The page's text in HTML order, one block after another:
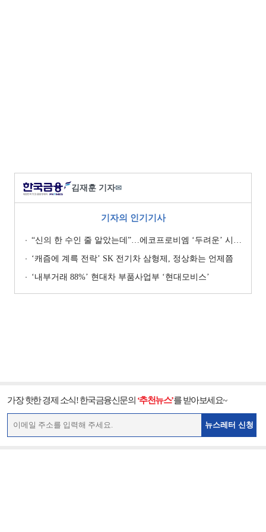
김재훈 기자✉
기자의 인기기사
“신의 한 수인 줄 알았는데”…에코프로비엠 ‘두려운’ 시나리오
‘캐즘에 계륵 전락’ SK 전기차 삼형제, 정상화는 언제쯤
‘내부거래 88%ʼ 현대차 부품사업부 ‘현대모비스ʼ
가장 핫한 경제 소식! 한국금융신문의 ‘추천뉴스’를 받아보세요~
뉴스레터 신청